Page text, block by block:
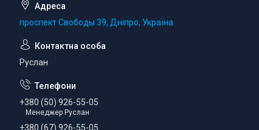
проспект Свободы 39, Дніпро, Україна
Руслан
+380 (50) 926-55-05
Менеджер Руслан
+380 (67) 926-55-05